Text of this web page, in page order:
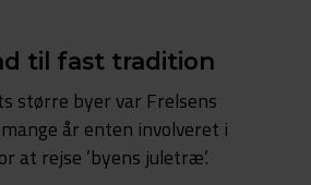
til fast tradition
større byer var Frelsens
år enten involveret i
at rejse ’byens juletræ’.